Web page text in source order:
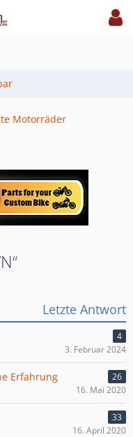
Letzte Antwort
4
3. Februar 2024
Erfahrung
26
16. Mai 2020
33
16. April 2020